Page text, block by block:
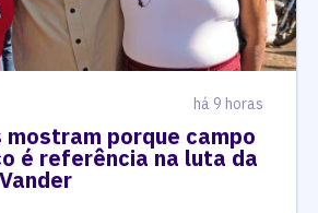
há 9 horas
mostram porque campo
é referência na luta da